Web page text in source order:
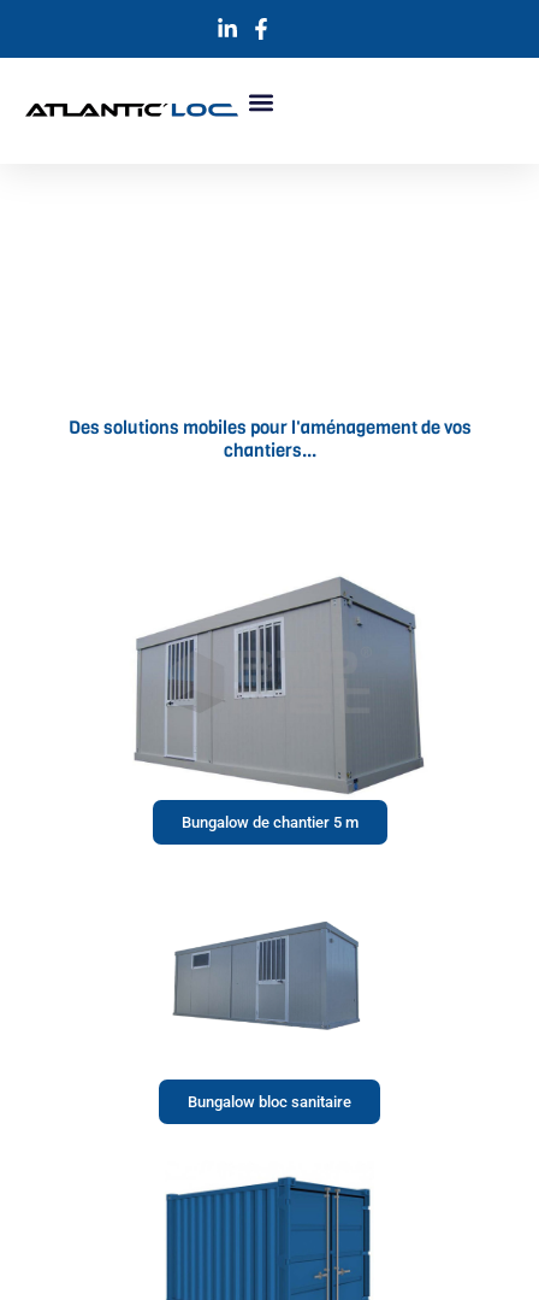
Des solutions mobiles pour l'aménagement de vos
chantiers...
Bungalow de chantier 5 m
Bungalow bloc sanitaire